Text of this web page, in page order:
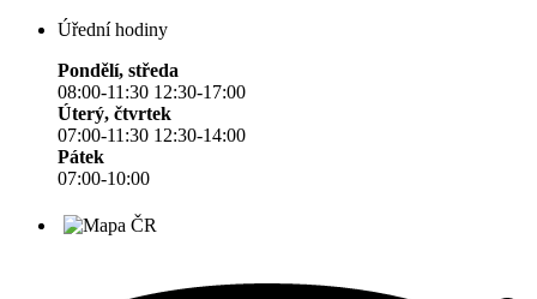
Úřední hodiny
Pondělí, středa
08:00-11:30 12:30-17:00
Úterý, čtvrtek
07:00-11:30 12:30-14:00
Pátek
07:00-10:00